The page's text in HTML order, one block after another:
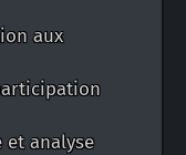
aux
et analyse